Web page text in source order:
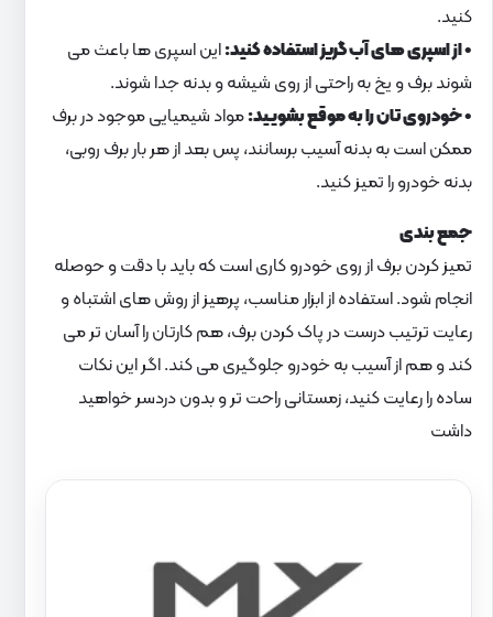
کنید.
• از اسپری های آب گریز استفاده کنید:این اسپری ها باعث می
شوند برف و یخ به راحتی از روی شیشه و بدنه جدا شوند.
• خودروی تان را به موقع بشویید:مواد شیمیایی موجود در برف
ممکن است به بدنه آسیب برسانند، پس بعد از هر بار برف روبی،
بدنه خودرو را تمیز کنید.
جمع بندی
تمیز کردن برف از روی خودرو کاری است که باید با دقت و حوصله
انجام شود. استفاده از ابزار مناسب، پرهیز از روش های اشتباه و
رعایت ترتیب درست در پاک کردن برف، هم کارتان را آسان تر می
کند و هم از آسیب به خودرو جلوگیری می کند. اگر این نکات
ساده را رعایت کنید، زمستانی راحت تر و بدون دردسر خواهید
داشت